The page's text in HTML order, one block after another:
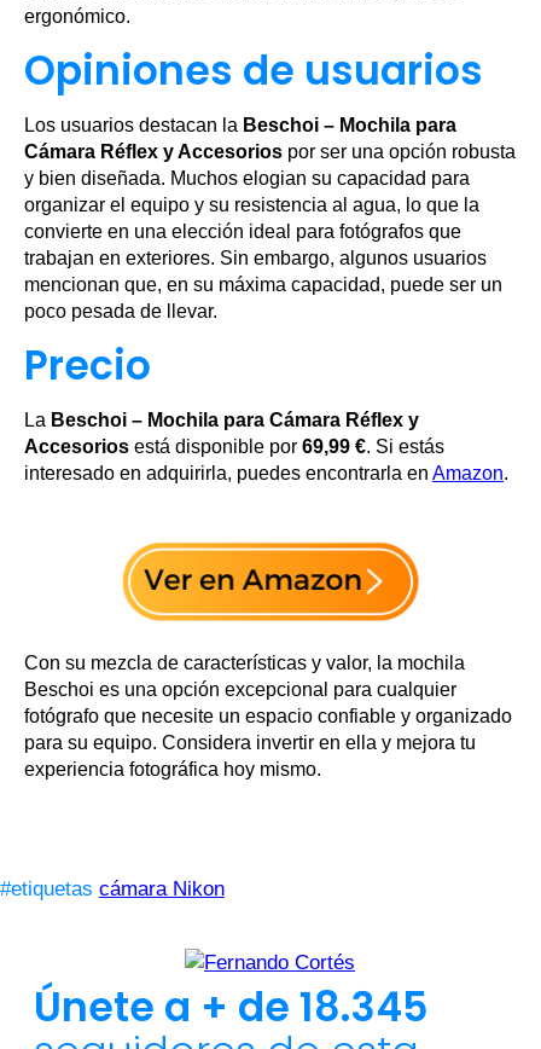
ergonómico.
Opiniones de usuarios
Los usuarios destacan la Beschoi – Mochila para
Cámara Réflex y Accesorios por ser una opción robusta
y bien diseñada. Muchos elogian su capacidad para
organizar el equipo y su resistencia al agua, lo que la
convierte en una elección ideal para fotógrafos que
trabajan en exteriores. Sin embargo, algunos usuarios
mencionan que, en su máxima capacidad, puede ser un
poco pesada de llevar.
Precio
La Beschoi – Mochila para Cámara Réflex y
Accesorios está disponible por 69,99 €. Si estás
interesado en adquirirla, puedes encontrarla en Amazon.
Con su mezcla de características y valor, la mochila
Beschoi es una opción excepcional para cualquier
fotógrafo que necesite un espacio confiable y organizado
para su equipo. Considera invertir en ella y mejora tu
experiencia fotográfica hoy mismo.
#etiquetas cámara Nikon
Únete a + de 18.345